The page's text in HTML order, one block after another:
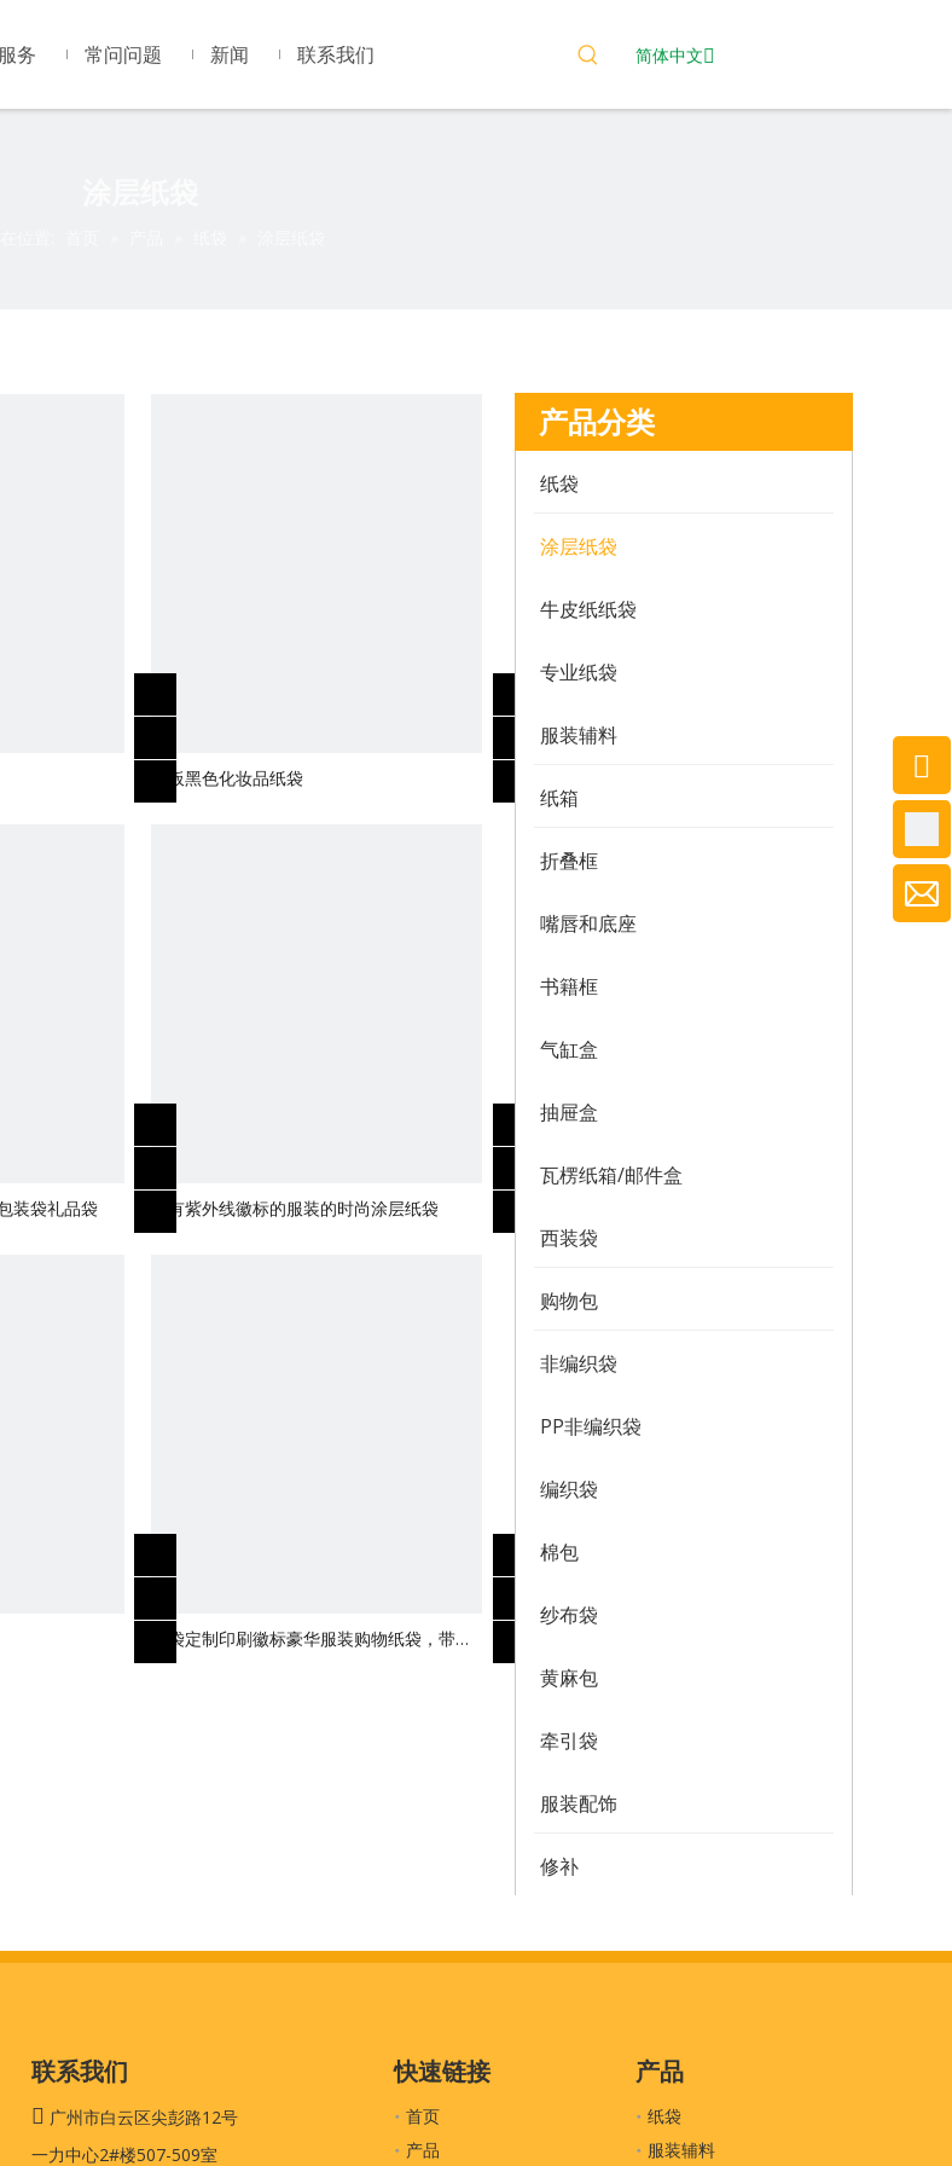
服务 常问问题 新闻 联系我们 简体中文
纸板黑色化妆品纸袋
装袋礼品袋 带有紫外线徽标的服装的时尚涂层纸袋
纸袋定制印刷徽标豪华服装购物纸袋，带织
带绳的精品可回收礼品袋
产品分类
纸袋
涂层纸袋
牛皮纸纸袋
专业纸袋
服装辅料
纸箱
折叠框
嘴唇和底座
书籍框
气缸盒
抽屉盒
瓦楞纸箱/邮件盒
西装袋
购物包
非编织袋
PP非编织袋
编织袋
棉包
纱布袋
黄麻包
牵引袋
服装配饰
修补
联系我们
 广州市白云区尖彭路12号
一力中心2#楼507-509室
快速链接
首页
产品
产品
纸袋
服装辅料